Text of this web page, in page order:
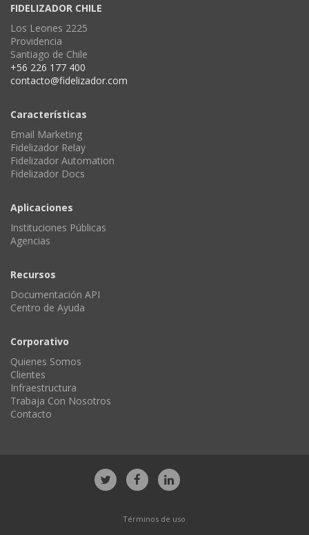
FIDELIZADOR CHILE
Los Leones 2225
Providencia
Santiago de Chile
+56 226 177 400
contacto@fidelizador.com
Características
Email Marketing
Fidelizador Relay
Fidelizador Automation
Fidelizador Docs
Aplicaciones
Instituciones Públicas
Agencias
Recursos
Documentación API
Centro de Ayuda
Corporativo
Quienes Somos
Clientes
Infraestructura
Trabaja Con Nosotros
Contacto
Términos de uso